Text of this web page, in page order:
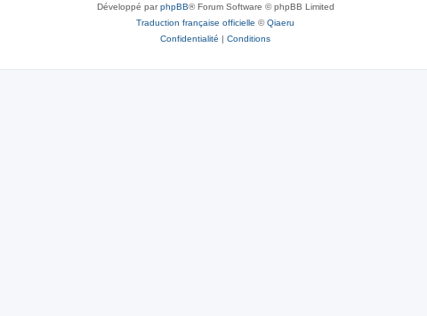
Développé parphpBB® Forum Software © phpBB Limited
Traduction française officielle ©Qiaeru
Confidentialité | Conditions